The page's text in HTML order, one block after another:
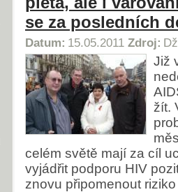
se za posledních
Datum: 15.05.2011 Zdroj:
Již
žít.
celém světě mají za cíl
vyjádřit podporu HIV
znovu připomenout